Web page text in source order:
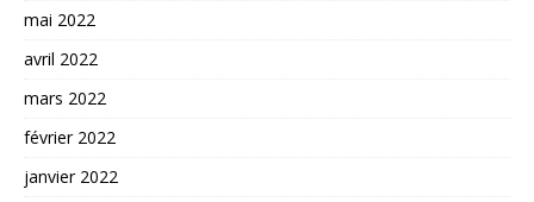
mai 2022
avril 2022
mars 2022
février 2022
janvier 2022